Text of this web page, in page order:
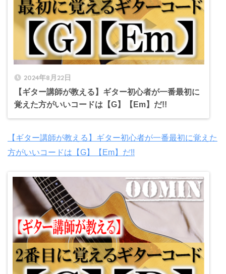
2024年8月22日
【ギター講師が教える】ギター初心者が一番最初に
覚えた方がいいコードは【G】【Em】だ!!
【ギター講師が教える】ギター初心者が一番最初に覚えた
方がいいコードは【G】【Em】だ!!